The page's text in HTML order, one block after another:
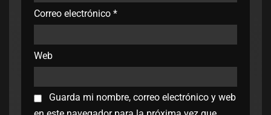
Correo electrónico *
Web
Guarda mi nombre, correo electrónico y web